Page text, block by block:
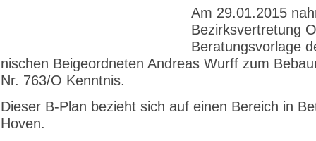
Am 29.01.2015
Bezirksvertretung
Beratungsvorlage
nischen Beigeordneten Andreas Wurff zum
Nr. 763/O Kenntnis.
Dieser B-Plan bezieht sich auf einen Bereich in
Hoven.